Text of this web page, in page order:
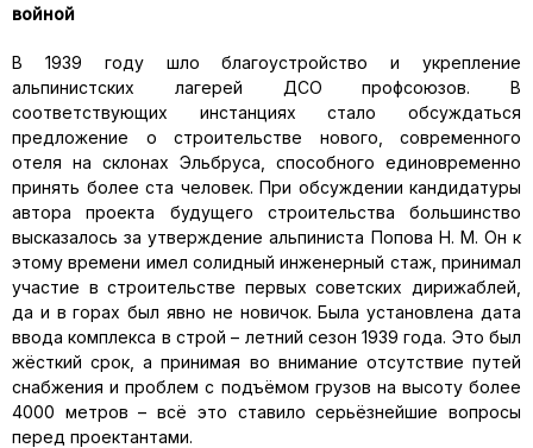
войной
В 1939 году шло благоустройство и укрепление
альпинистских лагерей ДСО профсоюзов. В
соответствующих инстанциях стало обсуждаться
предложение о строительстве нового, современного
отеля на склонах Эльбруса, способного единовременно
принять более ста человек. При обсуждении кандидатуры
автора проекта будущего строительства большинство
высказалось за утверждение альпиниста Попова Н. М. Он к
этому времени имел солидный инженерный стаж, принимал
участие в строительстве первых советских дирижаблей,
да и в горах был явно не новичок. Была установлена дата
ввода комплекса в строй – летний сезон 1939 года. Это был
жёсткий срок, а принимая во внимание отсутствие путей
снабжения и проблем с подъёмом грузов на высоту более
4000 метров – всё это ставило серьёзнейшие вопросы
перед проектантами.